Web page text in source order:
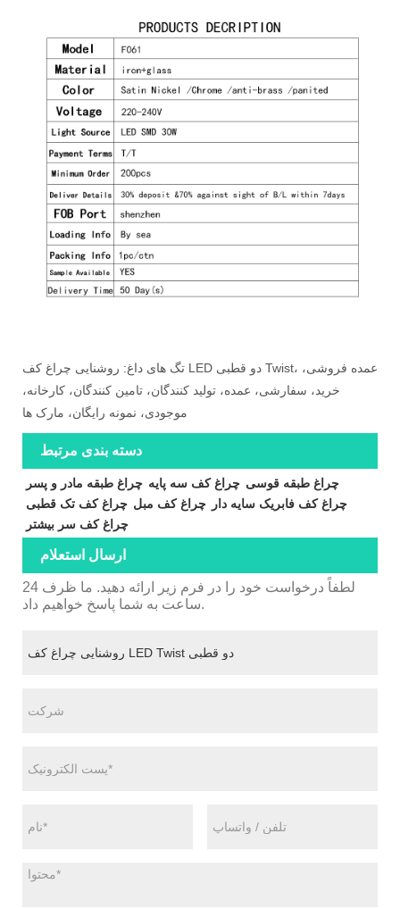
تگ های داغ: روشنایی چراغ کف LED دو قطبی Twist، عمده فروشی،
خرید، سفارشی، عمده، تولید کنندگان، تامین کنندگان، کارخانه،
موجودی، نمونه رایگان، مارک ها
دسته بندی مرتبط
چراغ طبقه مادر و پسر چراغ کف سه پایه چراغ طبقه قوسی
چراغ کف تک قطبی چراغ کف مبل
چراغ کف فابریک سایه دار
چراغ کف سر بیشتر
ارسال استعلام
لطفاً درخواست خود را در فرم زیر ارائه دهید. ما ظرف 24
ساعت به شما پاسخ خواهیم داد.